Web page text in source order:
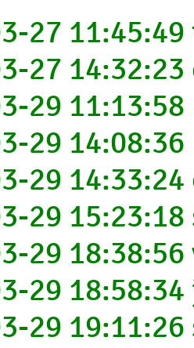
27
27
29
29
29
29
29
29
29